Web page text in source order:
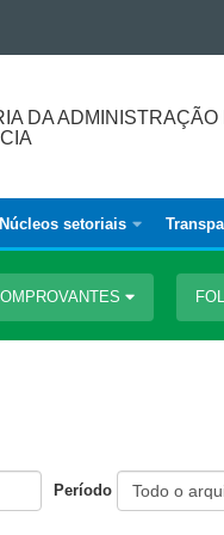
DA ADMINISTRAÇÃO
Núcleos setoriais
Período